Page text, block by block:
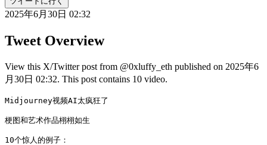
2025年6月30日 02:32
Tweet Overview
View this X/Twitter post from @0xluffy_eth published on 2025年6
月30日 02:32. This post contains 10 video.
Midjourney视频AI太疯狂了
梗图和艺术作品栩栩如生
10个惊人的例子：